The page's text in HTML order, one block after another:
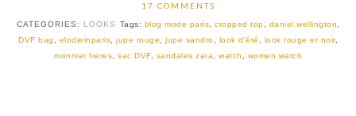
17 COMMENTS
CATEGORIES: LOOKS Tags: blog mode paris cropped top daniel wellington
DVF bag
elodieinparis jupe rouge jupe sandro look d'été look rouge et noir,
monnier freres
sac DVF, sandales zara watch women watch